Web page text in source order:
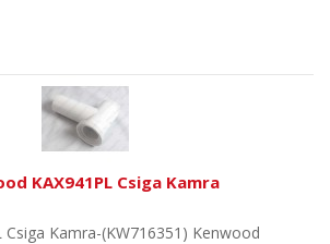
KAX941PL Csiga Kamra
Csiga Kamra-(KW716351) Kenwood